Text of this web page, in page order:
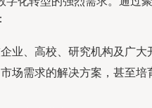
企业、高校、研究机构及广大
场需求的解决方案，甚至培